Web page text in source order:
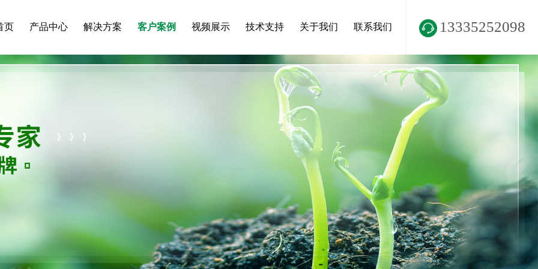
13335252098
页 产品中心 解决方案 客户案例 视频展示 技术支持 关于我们 联系我们